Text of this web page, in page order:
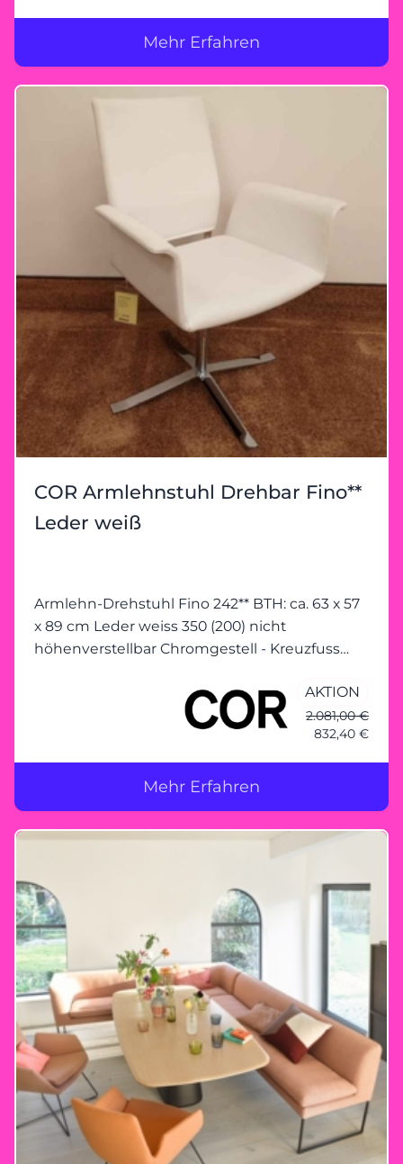
Mehr Erfahren
COR Armlehnstuhl Drehbar Fino**
Leder weiß
Armlehn-Drehstuhl Fino 242** BTH: ca. 63 x 57
x 89 cm Leder weiss 350 (200) nicht
höhenverstellbar Chromgestell - Kreuzfuss
AKTION
2.081,00 €
832,40 €
Mehr Erfahren